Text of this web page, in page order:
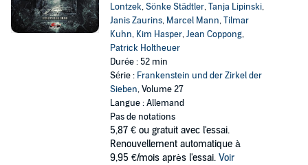
Lontzek,Sönke Städtler,Tanja Lipinski,
Janis Zaurins, Marcel Mann,Tilmar
Kuhn, Kim Hasper,Jean Coppong,
Patrick Holtheuer
Durée : 52 min
Série : Frankenstein und der Zirkel der
Sieben, Volume 27
Langue : Allemand
Pas de notations
5,87 € ou gratuit avec l'essai.
Renouvellement automatique à
9,95 €/mois après l'essai. Voir